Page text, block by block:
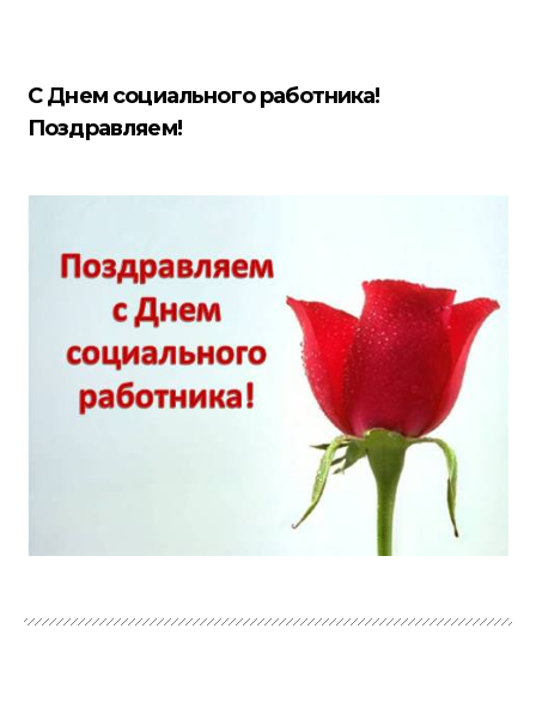
С Днем социального работника!
Поздравляем!